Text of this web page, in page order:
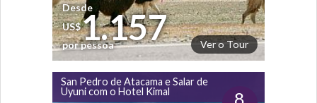
Ver o Tour
Desde
US$1.157
por pessoa
San Pedro de Atacama e Salar de
Uyuni com o Hotel Kimal